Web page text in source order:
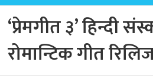
‘प्रेमगीत ३’ हिन्दी
रोमान्टिक गीत